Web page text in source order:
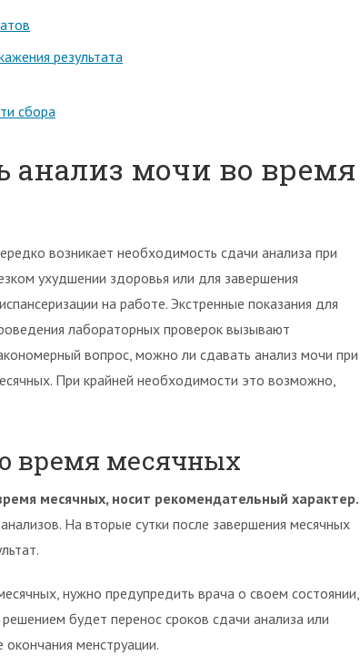
результата
сбора
анализ мочи во время
возникает необходимость сдачи анализа при
ухудшении здоровья или для завершения
на работе. Экстренные показания для
лабораторных проверок вызывают
вопрос, можно ли сдавать анализ мочи при
При крайней необходимости это возможно,
время месячных
месячных, носит рекомендательный характер.
На вторые сутки после завершения месячных
нужно предупредить врача о своем состоянии,
будет перенос сроков сдачи анализа или
менструации.